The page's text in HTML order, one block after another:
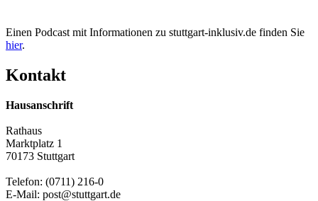
Einen Podcast mit Informationen zu stuttgart-inklusiv.de finden Sie
hier.
Kontakt
Hausanschrift
Rathaus
Marktplatz 1
70173 Stuttgart
Telefon: (0711) 216-0
E-Mail: post@stuttgart.de